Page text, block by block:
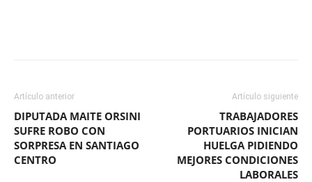
Artículo anterior
DIPUTADA MAITE ORSINI
SUFRE ROBO CON
SORPRESA EN SANTIAGO
CENTRO
Artículo siguiente
TRABAJADORES
PORTUARIOS INICIAN
HUELGA PIDIENDO
MEJORES CONDICIONES
LABORALES